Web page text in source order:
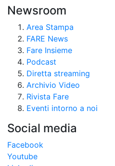
Newsroom
Area Stampa
FARE News
Fare Insieme
Podcast
Diretta streaming
Archivio Video
Rivista Fare
Eventi intorno a noi
Social media
Facebook
Youtube